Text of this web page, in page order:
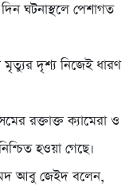
ঘটনাস্থলে পেশাগত
মৃত্যুর দৃশ্য নিজেই ধারণ
রক্তাক্ত ক্যামেরা ও
হওয়া গেছে।
আবু জেইদ বলেন,